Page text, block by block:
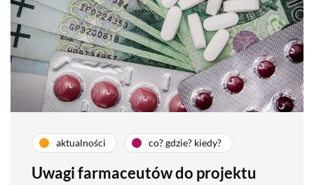
aktualności co? gdzie? kiedy?
Uwagi farmaceutów do projektu